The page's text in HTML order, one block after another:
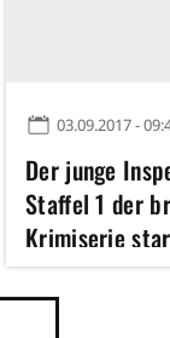
03.09.2017 -
Der junge
Staffel 1 der
Krimiserie